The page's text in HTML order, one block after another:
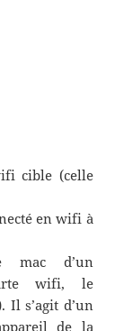
cible (celle
en wifi à
mac d’un
wifi, le
s’agit d’un
de la